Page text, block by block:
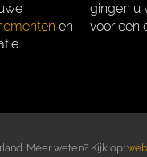
en
gingen u
voor een
Meer weten? Kijk op: